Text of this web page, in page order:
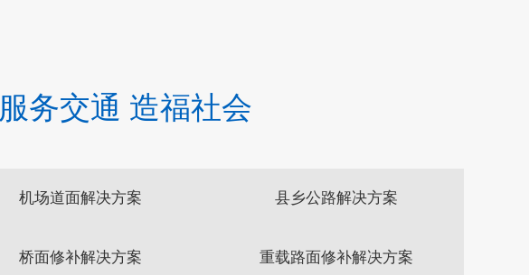
服务交通 造福社会
机场道面解决方案 县乡公路解决方案
桥面修补解决方案 重载路面修补解决方案